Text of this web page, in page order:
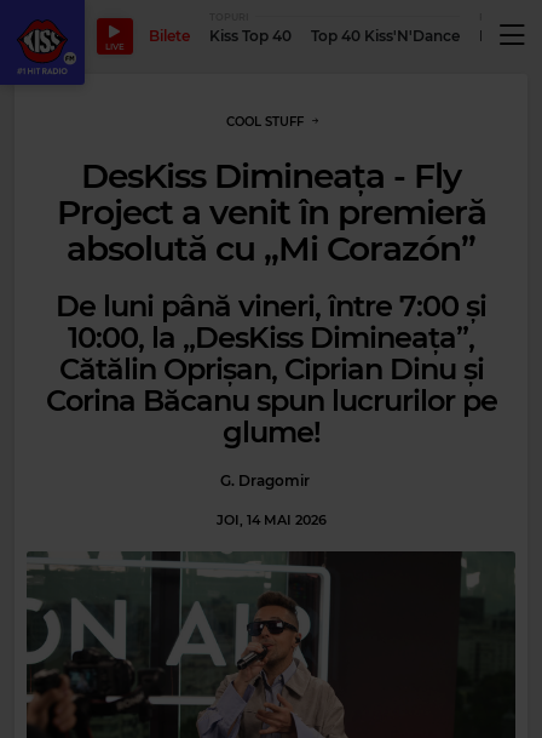
LIVE
Bilete Kiss Top 40 Top 40 Kiss'N'Dance
COOL STUFF
DesKiss Dimineața - Fly
Project a venit în premieră
absolută cu „Mi Corazón”
De luni până vineri, între 7:00 și
10:00, la „DesKiss Dimineața”,
Cătălin Oprișan, Ciprian Dinu și
Corina Băcanu spun lucrurilor pe
glume!
G. Dragomir
JOI, 14 MAI 2026